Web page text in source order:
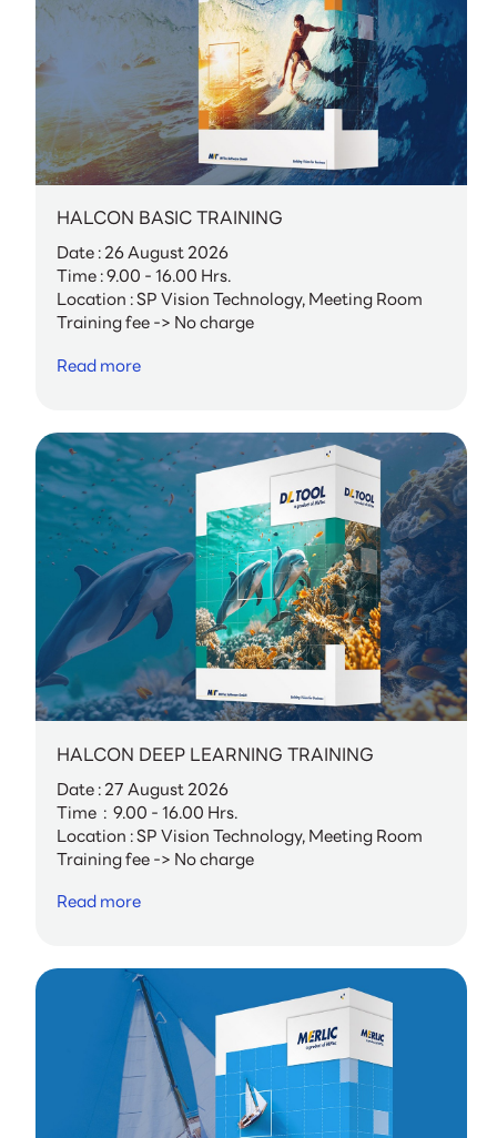
HALCON BASIC TRAINING
Date : 26 August 2026
Time : 9.00 - 16.00 Hrs.
Location : SP Vision Technology, Meeting Room
Training fee -> No charge
Read more
HALCON DEEP LEARNING TRAINING
Date : 27 August 2026
Time : 9.00 - 16.00 Hrs.
Location : SP Vision Technology, Meeting Room
Training fee -> No charge
Read more